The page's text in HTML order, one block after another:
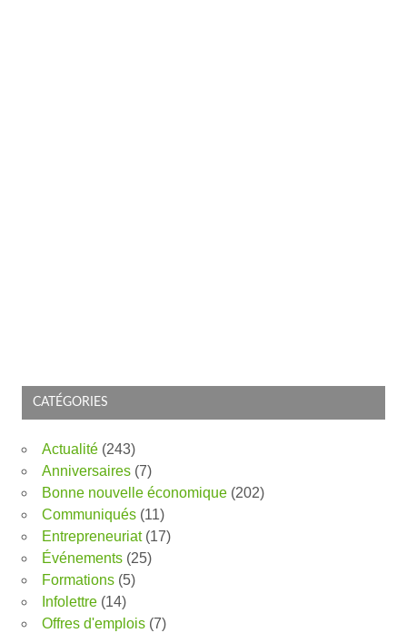
CATÉGORIES
Actualité (243)
Anniversaires (7)
Bonne nouvelle économique (202)
Communiqués (11)
Entrepreneuriat(17)
Événements (25)
Formations (5)
Infolettre (14)
Offres d'emplois (7)